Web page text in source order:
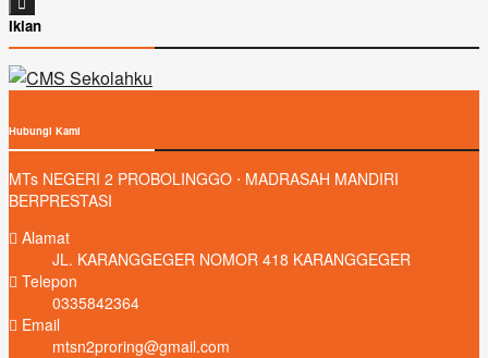
Iklan
Hubungi Kami
MTs NEGERI 2 PROBOLINGGO ⋅ MADRASAH MANDIRI
BERPRESTASI
Alamat
JL. KARANGGEGER NOMOR 418 KARANGGEGER
Telepon
0335842364
Email
mtsn2proring@gmail.com